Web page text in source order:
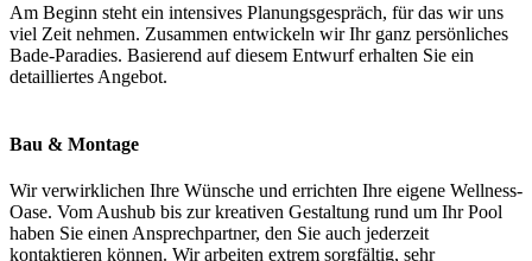
Am Beginn steht ein intensives Planungsgespräch, für das wir uns
viel Zeit nehmen. Zusammen entwickeln wir Ihr ganz persönliches
Bade-Paradies. Basierend auf diesem Entwurf erhalten Sie ein
detailliertes Angebot.
Bau & Montage
Wir verwirklichen Ihre Wünsche und errichten Ihre eigene Wellness-
Oase. Vom Aushub bis zur kreativen Gestaltung rund um Ihr Pool
haben Sie einen Ansprechpartner, den Sie auch jederzeit
kontaktieren können. Wir arbeiten extrem sorgfältig, sehr